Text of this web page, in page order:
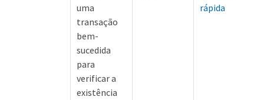
uma
transação
bem-
sucedida
para
verificar a
existência
rápida